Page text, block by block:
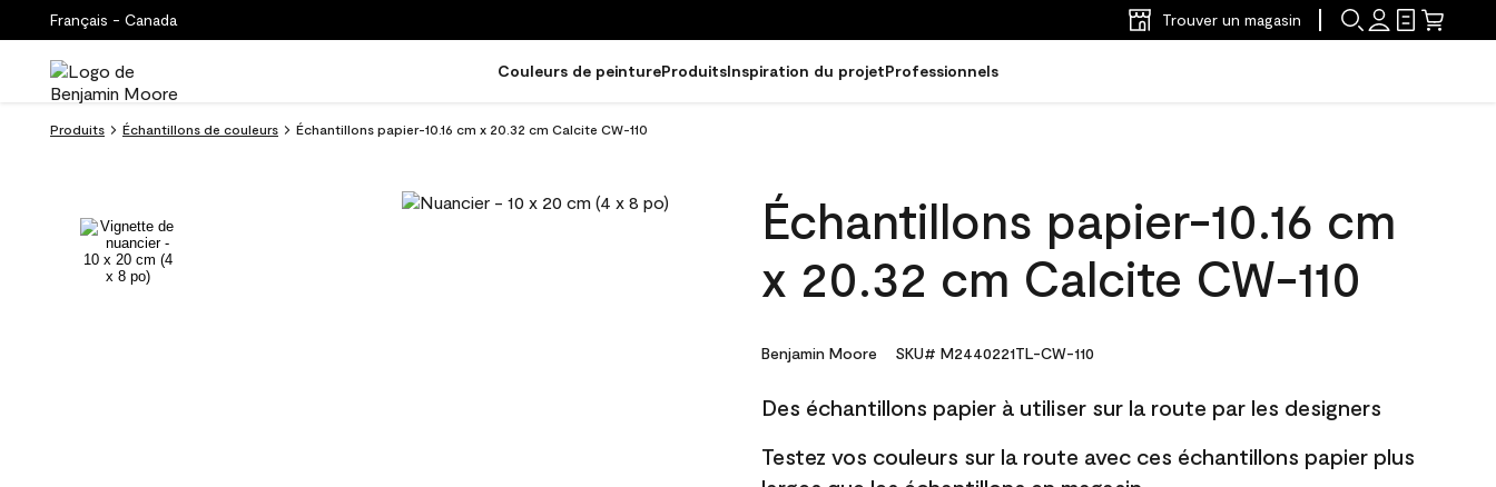
Français - Canada Trouver un magasin
Couleurs de peintureProduitsInspiration du projetProfessionnels
Produits Échantillons de couleurs Échantillons papier-10.16 cm x 20.32 cm Calcite CW-110
Échantillons papier-10.16 cm
x 20.32 cm Calcite CW-110
Benjamin Moore SKU# M2440221TL-CW-110
Des échantillons papier à utiliser sur la route par les designers
Testez vos couleurs sur la route avec ces échantillons papier plus